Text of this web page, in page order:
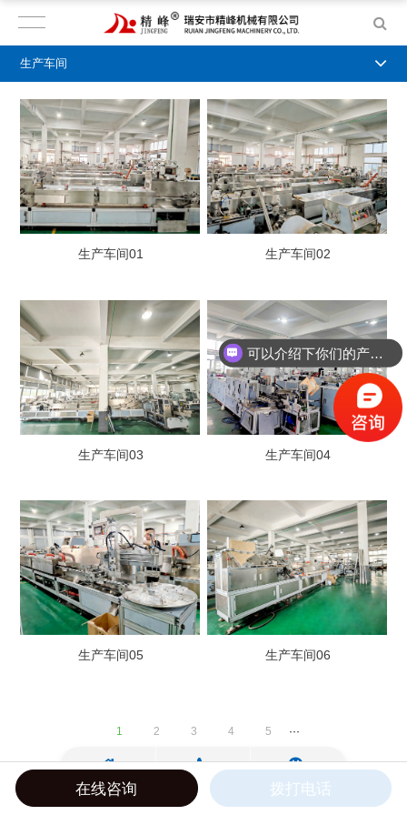
生产车间01 生产车间02
生产车间03 生产车间04
生产车间05 生产车间06
1 2 3 4 5 ···
生产车间
可以介绍下你们的产品么？
在线咨询 拨打电话